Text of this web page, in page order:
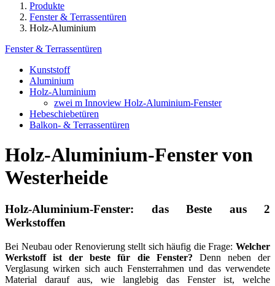
Produkte
Fenster & Terrassentüren
Holz-Aluminium
Fenster & Terrassentüren
Kunststoff
Aluminium
Holz-Aluminium
zwei m Innoview Holz-Aluminium-Fenster
Hebeschiebetüren
Balkon- & Terrassentüren
Holz-Aluminium-Fenster von
Westerheide
Holz-Aluminium-Fenster: das Beste aus 2
Werkstoffen
Bei Neubau oder Renovierung stellt sich häufig die Frage: Welcher
Werkstoff ist der beste für die Fenster? Denn neben der
Verglasung wirken sich auch Fensterrahmen und das verwendete
Material darauf aus, wie langlebig das Fenster ist, welche